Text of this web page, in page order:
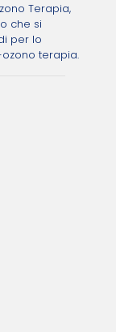
Terapia,
che si
per lo
terapia.